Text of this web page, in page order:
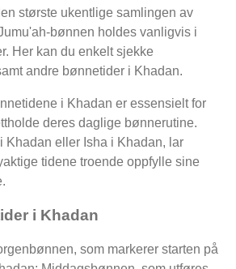
største ukentlige samlingen av
bønnen holdes vanligvis i
Her kan du enkelt sjekke
andre bønnetider i Khadan.
i Khadan er essensielt for
deres daglige bønnerutine.
Khadan eller Isha i Khadan, lar
tidene troende oppfylle sine
i Khadan
som markerer starten på